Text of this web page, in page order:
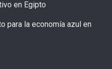
en Egipto
para la economía azul en